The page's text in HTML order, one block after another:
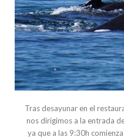
Tras desayunar en el
nos dirigimos a la entrada
ya que a las 9:30h